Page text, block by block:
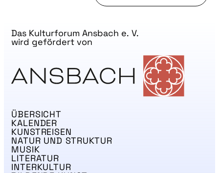
ÜBERSICHT
KALENDER
KUNSTREISEN
NATUR UND STRUKTUR
MUSIK
LITERATUR
INTERKULTUR
Das Kulturforum Ansbach e. V.
wird gefördert von